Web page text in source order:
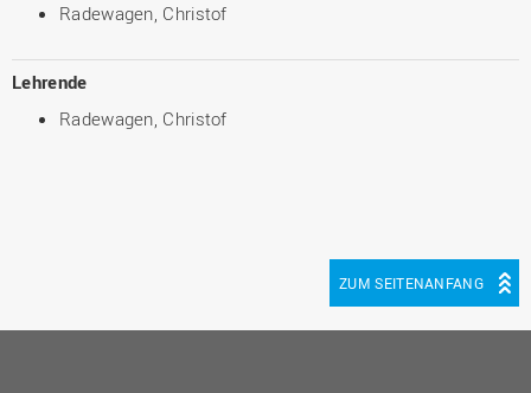
Radewagen, Christof
Lehrende
Radewagen, Christof
ZUM SEITENANFANG